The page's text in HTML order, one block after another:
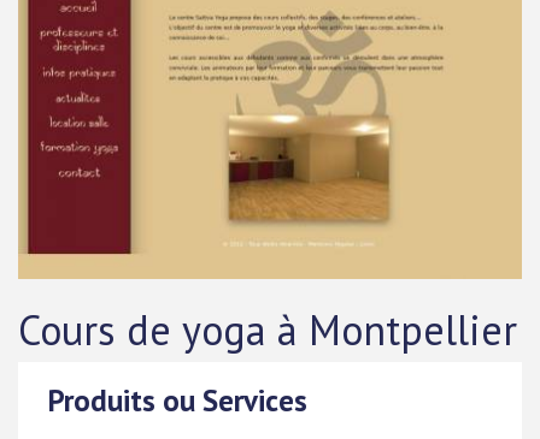
Cours de yoga à Montpellier
Produits ou Services